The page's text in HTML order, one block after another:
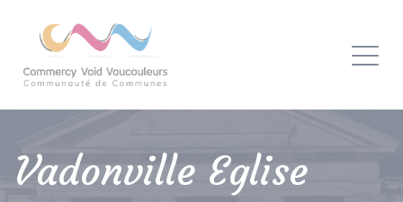
Vadonville Eglise